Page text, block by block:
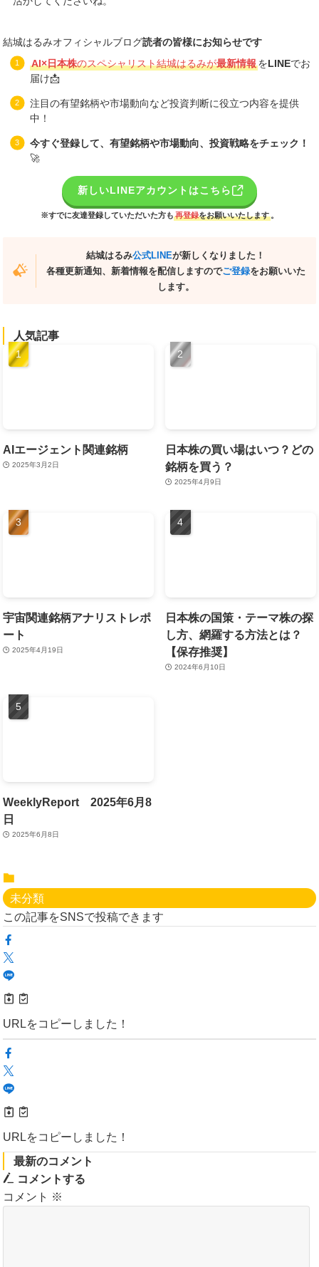
結城はるみオフィシャルブログ読者の皆様にお知らせです
AI×日本株のスペシャリスト結城はるみが最新情報をLINEでお
届け📩
注目の有望銘柄や市場動向など投資判断に役立つ内容を提供
中！
今すぐ登録して、有望銘柄や市場動向、投資戦略をチェック！
🚀
新しいLINEアカウントはこちら
※すでに友達登録していただいた方も 再登録をお願いいたします 。
結城はるみ公式LINEが新しくなりました！
各種更新通知、新着情報を配信しますのでご登録をお願いいた
します。
人気記事
AIエージェント関連銘柄
2025年3月2日
日本株の買い場はいつ？どの
銘柄を買う？
2025年4月9日
宇宙関連銘柄アナリストレポ
ート
2025年4月19日
日本株の国策・テーマ株の探
し方、網羅する方法とは？
【保存推奨】
2024年6月10日
WeeklyReport 2025年6月8
日
2025年6月8日
未分類
この記事をSNSで投稿できます
URLをコピーしました！
URLをコピーしました！
最新のコメント
コメントする
コメント ※